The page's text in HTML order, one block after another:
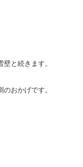
と続きます。
おかげです。